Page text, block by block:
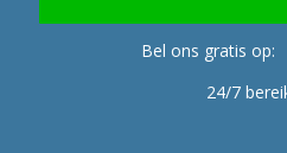
Bel ons gratis op:
24/7